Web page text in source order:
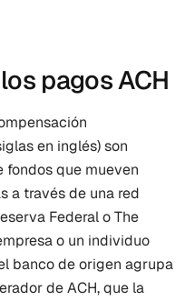
pagos ACH
en inglés) son
fondos que mueven
a través de una red
Federal o The
o un individuo
banco de origen agrupa
de ACH, que la